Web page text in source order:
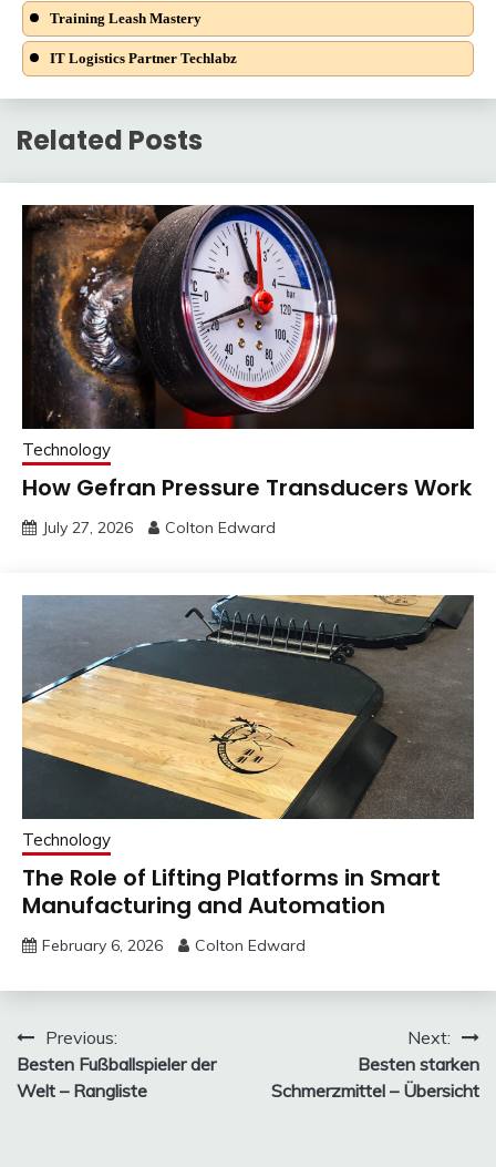
Training Leash Mastery
IT Logistics Partner Techlabz
Related Posts
Technology
How Gefran Pressure Transducers Work
July 27, 2026 Colton Edward
Technology
The Role of Lifting Platforms in Smart
Manufacturing and Automation
February 6, 2026 Colton Edward
Post
navigation
Previous:
Besten Fußballspieler der
Welt – Rangliste
Next:
Besten starken
Schmerzmittel – Übersicht